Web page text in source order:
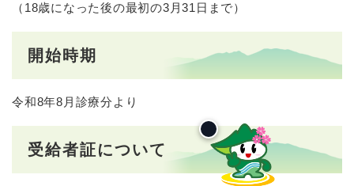
（18歳になった後の最初の3月31日まで）
開始時期
令和8年8月診療分より
受給者証について